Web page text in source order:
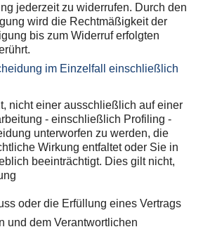
jederzeit zu widerrufen. Durch den
wird die Rechtmäßigkeit der
bis zum Widerruf erfolgten
im Einzelfall einschließlich
nicht einer ausschließlich auf einer
- einschließlich Profiling -
unterworfen zu werden, die
Wirkung entfaltet oder Sie in
beeinträchtigt. Dies gilt nicht,
oder die Erfüllung eines Vertrags
und dem Verantwortlichen